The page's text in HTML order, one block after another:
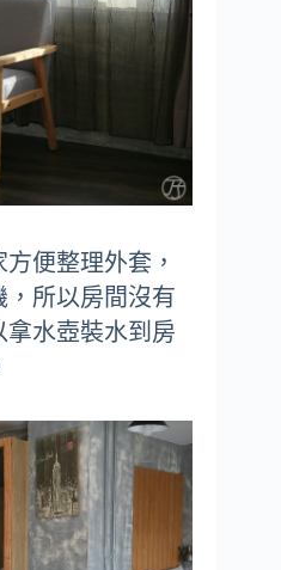
便整理外套，
，所以房間沒有
水壺裝水到房